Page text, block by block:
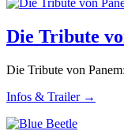
Die Tribute
Die Tribute von
Infos & Trailer →